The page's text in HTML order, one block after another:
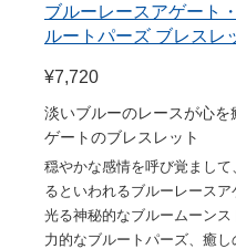
ブルーレースアゲート
ルートパーズ ブレスレ
¥7,720
淡いブルーのレースが心
ゲートのブレスレット
穏やかな感情を呼び覚まし
るといわれるブルーレース
光る神秘的なブルームーン
力的なブルートパーズ、癒